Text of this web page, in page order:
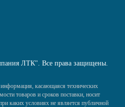
ЛТК". Все права защищены.
информация, касающаяся технических
товаров и сроков поставки, носит
каких условиях не является публичной